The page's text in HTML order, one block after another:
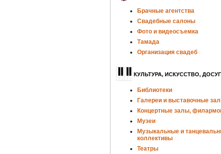
Брачные агентства
Свадебные салоны
Фото и видеосъемка
Тамада
Организация свадеб
КУЛЬТУРА, ИСКУССТВО, ДОСУГ
Библиотеки
Галереи и выставочные
Концертные залы,
Музеи
Музыкальные и
коллективы
Театры